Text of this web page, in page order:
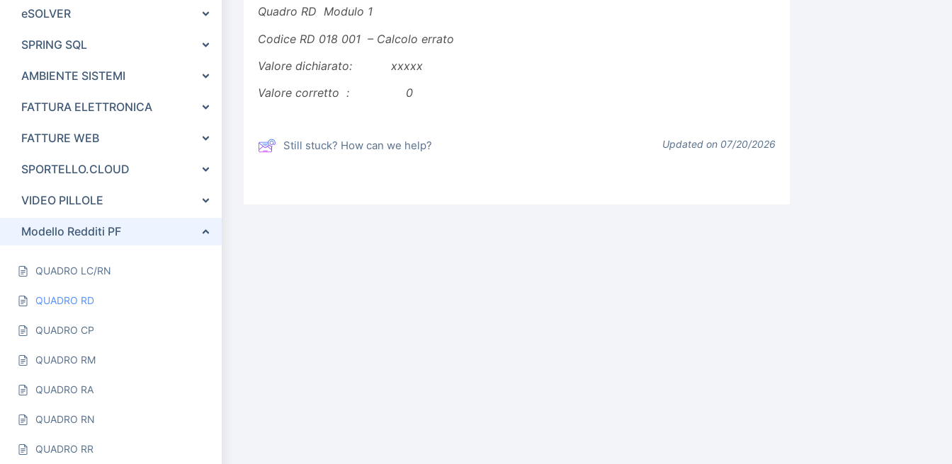
eSOLVER
SPRING SQL
AMBIENTE SISTEMI
FATTURA ELETTRONICA
FATTURE WEB
SPORTELLO.CLOUD
VIDEO PILLOLE
Modello Redditi PF
QUADRO LC/RN
QUADRO RD
QUADRO CP
QUADRO RM
QUADRO RA
QUADRO RN
QUADRO RR
Quadro RD Modulo 1
Codice RD 018 001 – Calcolo errato
Valore dichiarato: xxxxx
Valore corretto : 0
Still stuck? How can we help? Updated on 07/20/2026